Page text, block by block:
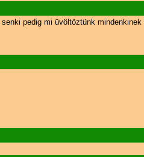
pedig mi üvöltöztünk